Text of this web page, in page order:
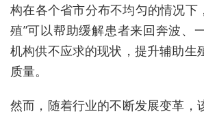
构在各个省市分布不均匀的情况下
殖”可以帮助缓解患者来回奔波、
机构供不应求的现状，提升辅助生
质量。
然而，随着行业的不断发展变革，